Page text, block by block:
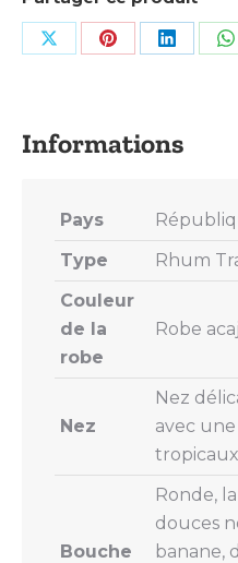
Share Share Share
Pays
Type
Rhum
Couleur
de la
robe
Robe
Nez
Nez
avec
Bouche
Ronde,
douces
banane,